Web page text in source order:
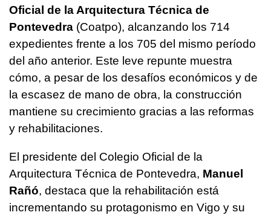
Oficial de la Arquitectura Técnica de
Pontevedra (Coatpo), alcanzando los 714
expedientes frente a los 705 del mismo período
del año anterior. Este leve repunte muestra
cómo, a pesar de los desafíos económicos y de
la escasez de mano de obra, la construcción
mantiene su crecimiento gracias a las reformas
y rehabilitaciones.
El presidente del Colegio Oficial de la
Arquitectura Técnica de Pontevedra, Manuel
Rañó, destaca que la rehabilitación está
incrementando su protagonismo en Vigo y su